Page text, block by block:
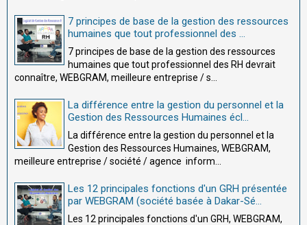
7 principes de base de la gestion des ressources
humaines que tout professionnel des ...
7 principes de base de la gestion des ressources
humaines que tout professionnel des RH devrait
connaître, WEBGRAM, meilleure entreprise / s...
La différence entre la gestion du personnel et la
Gestion des Ressources Humaines écl...
La différence entre la gestion du personnel et la
Gestion des Ressources Humaines, WEBGRAM,
meilleure entreprise / société / agence inform...
Les 12 principales fonctions d'un GRH présentée
par WEBGRAM (société basée à Dakar-Sé...
Les 12 principales fonctions d'un GRH, WEBGRAM,